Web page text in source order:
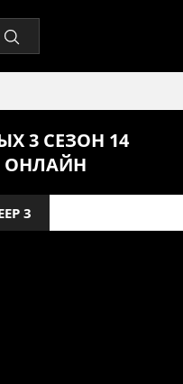
3 СЕЗОН 14
ОНЛАЙН
3